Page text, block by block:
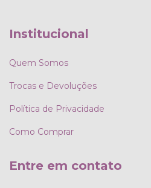
Institucional
Quem Somos
Trocas e Devoluções
Política de Privacidade
Como Comprar
Entre em contato